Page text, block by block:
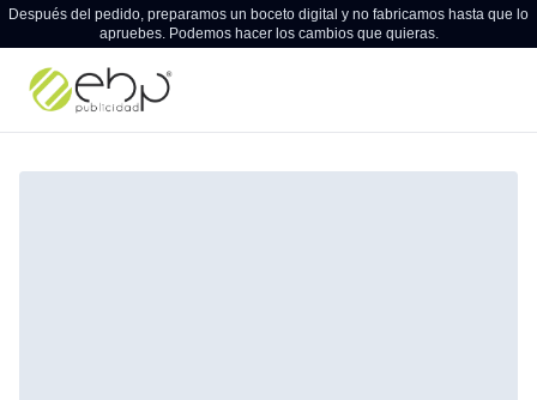
Después del pedido, preparamos un boceto digital y no fabricamos hasta que lo
apruebes. Podemos hacer los cambios que quieras.